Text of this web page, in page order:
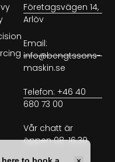
Företagsvägen 14,
Arlöv
Email:
info@bengtssons-
maskin.se
Telefon: +46 40
680 73 00
Vår chatt är
öppen 08-16.30